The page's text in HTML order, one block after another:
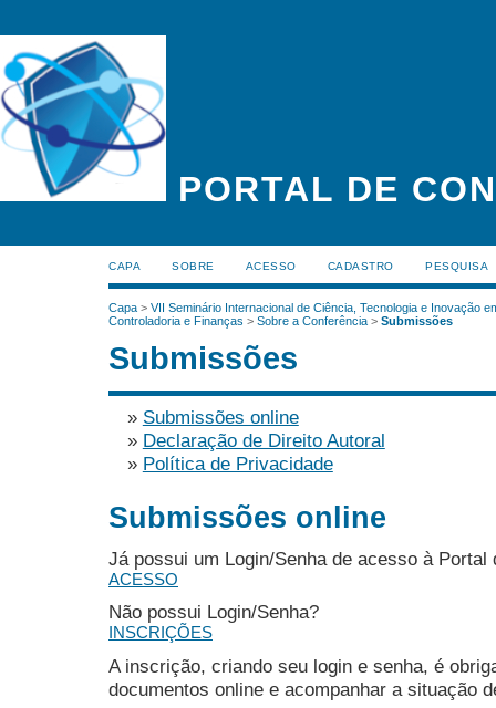
PORTAL DE
CAPA SOBRE ACESSO CADASTRO PESQUISA
Capa > VII Seminário Internacional de Ciência, Tecnologia e Inovação
Controladoria e Finanças > Sobre a Conferência > Submissões
Submissões
» Submissões online
» Declaração de Direito Autoral
» Política de Privacidade
Submissões online
Já possui um Login/Senha de acesso à Portal
ACESSO
Não possui Login/Senha?
INSCRIÇÕES
A inscrição, criando seu login e senha, é
documentos online e acompanhar a situação